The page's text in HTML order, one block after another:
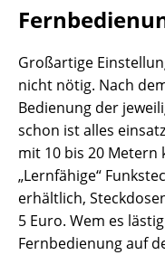
Großartige
nicht nötig. Nach
Bedienung der
schon ist alles
mit 10 bis 20 Metern
„Lernfähige“
erhältlich,
5 Euro. Wem es
Fernbedienung auf